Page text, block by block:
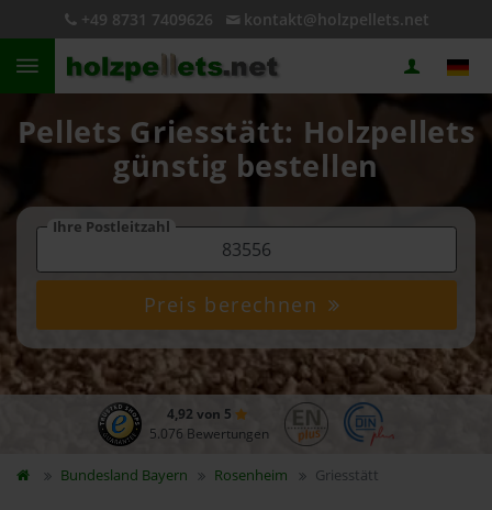
+49 8731 7409626 kontakt@holzpellets.net
Pellets Griesstätt: Holzpellets
günstig bestellen
Ihre Postleitzahl
Preis berechnen
4,92 von 5
5.076 Bewertungen
Bundesland Bayern Rosenheim Griesstätt